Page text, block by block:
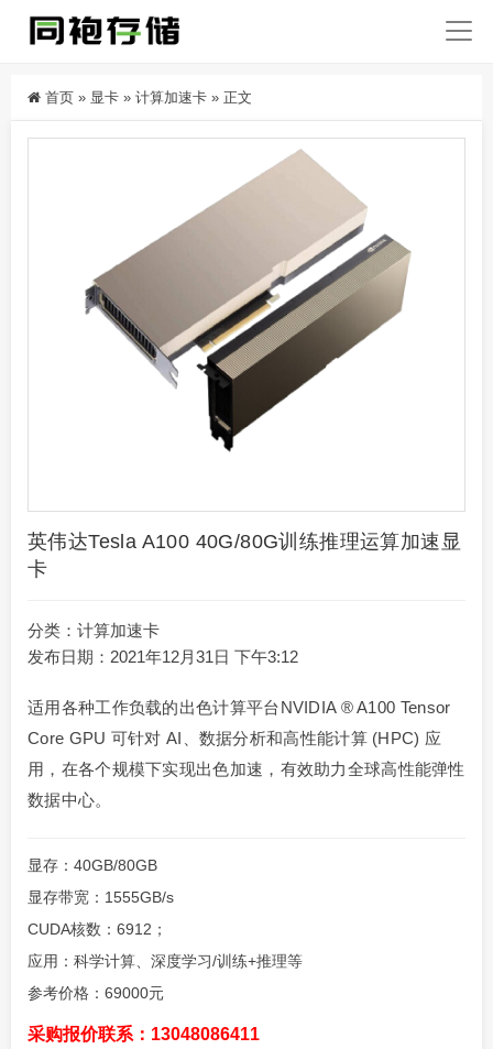
首页 » 显卡 » 计算加速卡 » 正文
英伟达Tesla A100 40G/80G训练推理运算加速显
卡
分类： 计算加速卡
发布日期：2021年12月31日 下午3:12
适用各种工作负载的出色计算平台NVIDIA ® A100 Tensor
Core GPU 可针对 AI、数据分析和高性能计算 (HPC) 应
用，在各个规模下实现出色加速，有效助力全球高性能弹性
数据中心。
显存：40GB/80GB
显存带宽：1555GB/s
CUDA核数：6912；
应用：科学计算、深度学习/训练+推理等
参考价格：69000元
采购报价联系：13048086411